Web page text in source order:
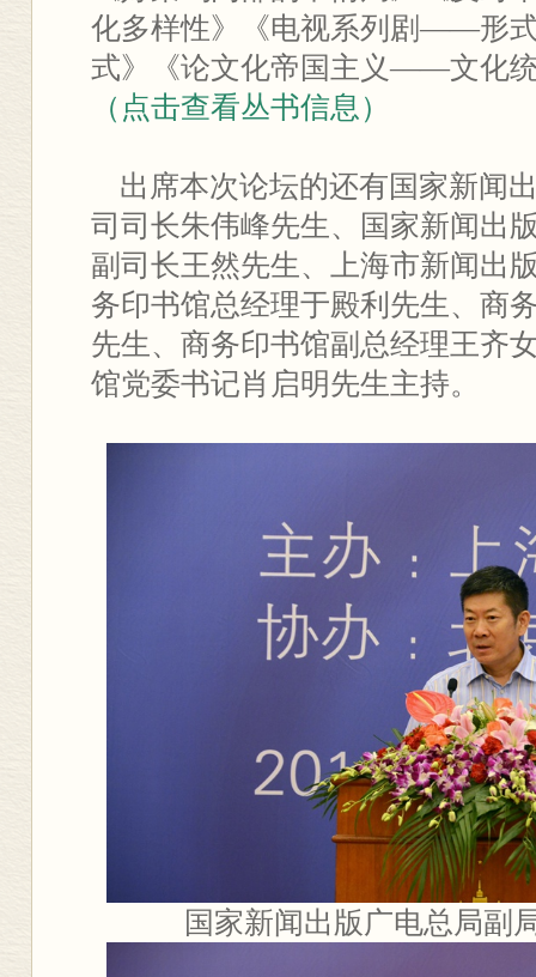
化多样性》《电视系列剧——形
式》《论文化帝国主义——文化
（点击查看丛书信息）
出席本次论坛的还有国家新闻
司司长朱伟峰先生、国家新闻出
副司长王然先生、上海市新闻出
务印书馆总经理于殿利先生、商
先生、商务印书馆副总经理王齐
馆党委书记肖启明先生主持。
国家新闻出版广电总局副